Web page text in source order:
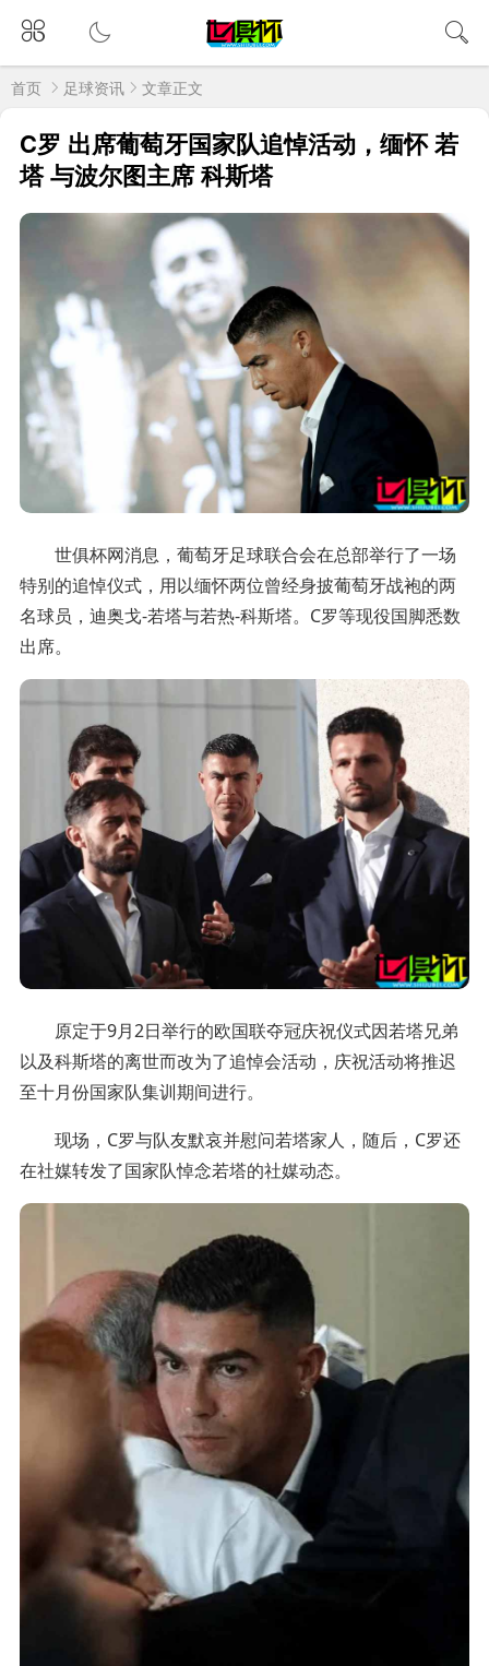
首页 足球资讯 文章正文
C罗 出席葡萄牙国家队追悼活动，缅怀 若
塔 与波尔图主席 科斯塔
世俱杯网消息，葡萄牙足球联合会在总部举行了一场
特别的追悼仪式，用以缅怀两位曾经身披葡萄牙战袍的两
名球员，迪奥戈-若塔与若热-科斯塔。C罗等现役国脚悉数
出席。
原定于9月2日举行的欧国联夺冠庆祝仪式因若塔兄弟
以及科斯塔的离世而改为了追悼会活动，庆祝活动将推迟
至十月份国家队集训期间进行。
现场，C罗与队友默哀并慰问若塔家人，随后，C罗还
在社媒转发了国家队悼念若塔的社媒动态。